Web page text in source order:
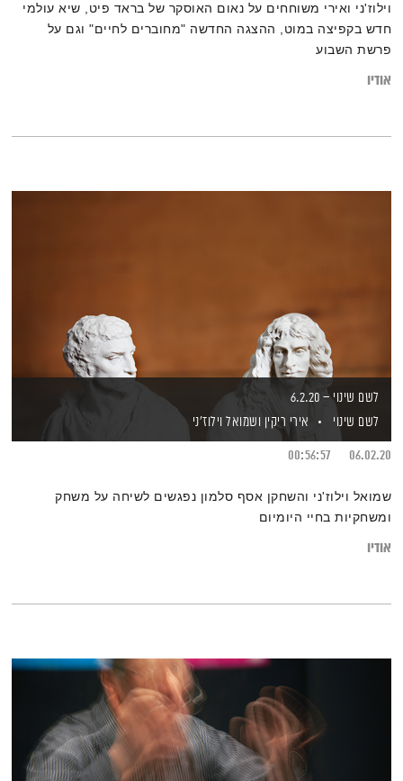
וילוז'ני ואירי משוחחים על נאום האוסקר של בראד פיט, שיא עולמי
חדש בקפיצה במוט, ההצגה החדשה "מחוברים לחיים" וגם על
פרשת השבוע
אודיו
לשם שינוי – 6.2.20
לשם שינוי
אירי ריקין ושמואל וילוז'ני
06.02.20
00:56:57
שמואל וילוז'ני והשחקן אסף סלמון נפגשים לשיחה על משחק
ומשחקיות בחיי היומיום
אודיו